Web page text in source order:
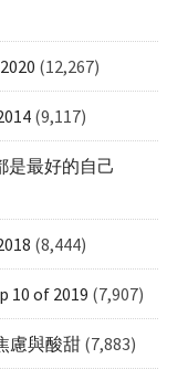
(12,267)
(9,117)
是最好的自己
(8,444)
10 of 2019 (7,907)
慮與酸甜 (7,883)